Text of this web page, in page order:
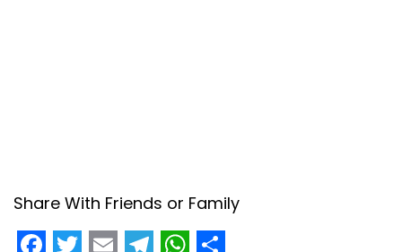
Share With Friends or Family